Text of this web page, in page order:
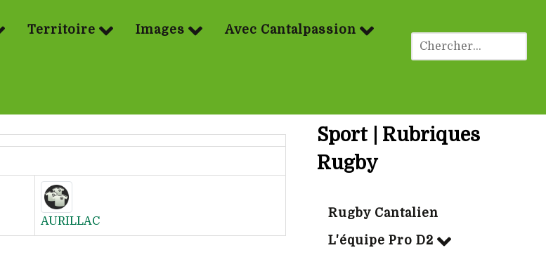
Territoire Images Avec Cantalpassion
AURILLAC
Sport | Rubriques
Rugby
Rugby Cantalien
L'équipe Pro D2